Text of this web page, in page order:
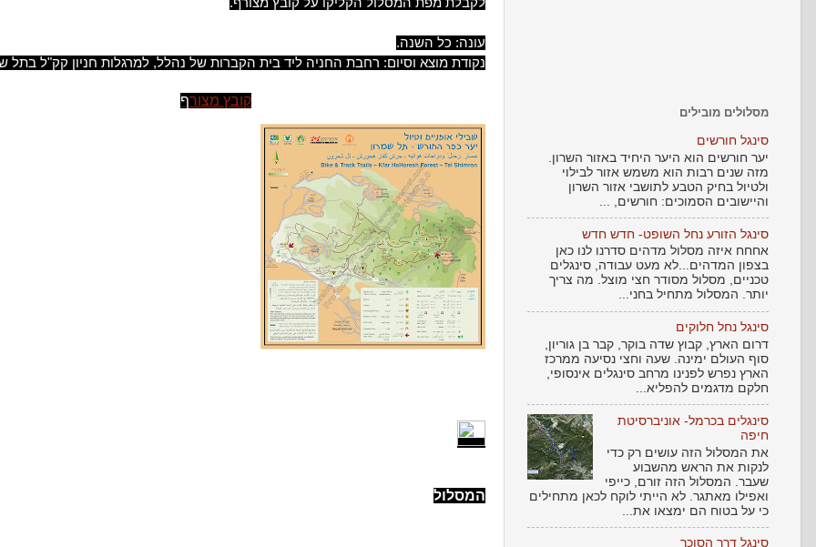
עונה: כל השנה.
נקודת מוצא וסיום: רחבת החניה ליד בית הקברות של נהלל, למרגלות חניון קק"ל בתל
קובץ מצורף
המסלול
מסלולים מובילים
סינגל חורשים
יער חורשים הוא היער היחיד באזור השרון.
מזה שנים רבות הוא משמש אזור לבילוי
ולטיול בחיק הטבע לתושבי אזור השרון
והיישובים הסמוכים: חורשים, ...
סינגל הזורע נחל השופט- חדש חדש
אחחח איזה מסלול מדהים סדרנו לנו כאן
בצפון המדהים...לא מעט עבודה, סינגלים
טכניים, מסלול מסודר חצי מוצל. מה צריך
יותר. המסלול מתחיל בחני...
סינגל נחל חלוקים
דרום הארץ, קבוץ שדה בוקר, קבר בן גוריון,
סוף העולם ימינה. שעה וחצי נסיעה ממרכז
הארץ נפרש לפנינו מרחב סינגלים אינסופי,
חלקם מדגמים להפליא...
סינגלים בכרמל- אוניברסיטת
חיפה
את המסלול הזה עושים רק כדי
לנקות את הראש מהשבוע
שעבר. המסלול הזה זורם, כייפי
ואפילו מאתגר. לא הייתי לוקח לכאן מתחילים
כי על בטוח הם ימצאו את...
סינגל דרך הסוכר